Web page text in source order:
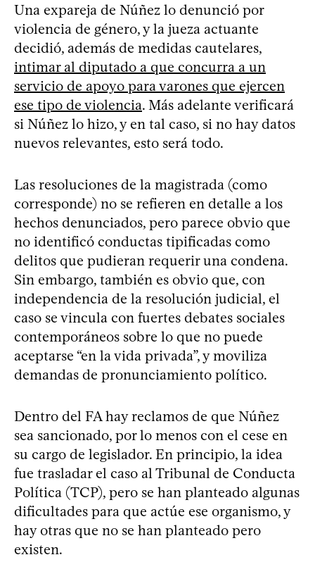
Una expareja de Núñez lo denunció por
violencia de género, y la jueza actuante
decidió, además de medidas cautelares,
intimar al diputado a que concurra a un
servicio de apoyo para varones que ejercen
ese tipo de violencia. Más adelante verificará
si Núñez lo hizo, y en tal caso, si no hay datos
nuevos relevantes, esto será todo.
Las resoluciones de la magistrada (como
corresponde) no se refieren en detalle a los
hechos denunciados, pero parece obvio que
no identificó conductas tipificadas como
delitos que pudieran requerir una condena.
Sin embargo, también es obvio que, con
independencia de la resolución judicial, el
caso se vincula con fuertes debates sociales
contemporáneos sobre lo que no puede
aceptarse “en la vida privada”, y moviliza
demandas de pronunciamiento político.
Dentro del FA hay reclamos de que Núñez
sea sancionado, por lo menos con el cese en
su cargo de legislador. En principio, la idea
fue trasladar el caso al Tribunal de Conducta
Política (TCP), pero se han planteado algunas
dificultades para que actúe ese organismo, y
hay otras que no se han planteado pero
existen.